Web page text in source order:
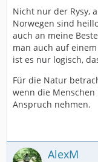
Nicht nur der Rysy,
Norwegen sind
auch an meine
man auch auf
ist es nur logisch,
Für die Natur
wenn die
Anspruch nehmen.
AlexM